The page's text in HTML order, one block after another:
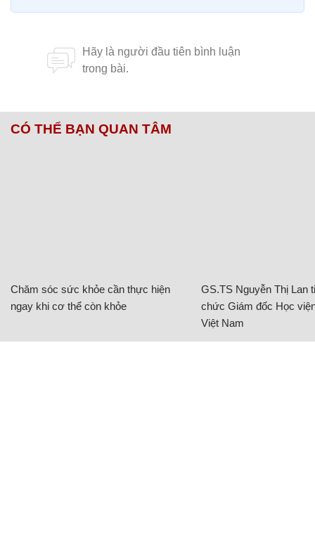
CÓ THỂ BẠN QUAN TÂM
Chăm sóc sức khỏe cần thực hiện
ngay khi cơ thể còn khỏe
GS.TS Nguyễn Thị Lan
chức Giám đốc Học
Việt Nam